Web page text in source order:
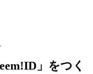
」をつく